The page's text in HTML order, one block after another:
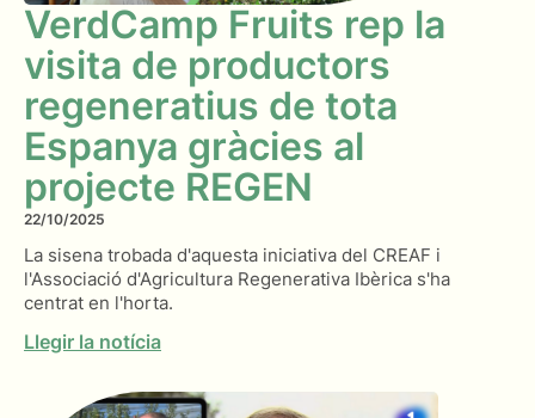
VerdCamp Fruits rep la
visita de productors
regeneratius de tota
Espanya gràcies al
projecte REGEN
22/10/2025
La sisena trobada d'aquesta iniciativa del CREAF i
l'Associació d'Agricultura Regenerativa Ibèrica s'ha
centrat en l'horta.
Llegir la notícia